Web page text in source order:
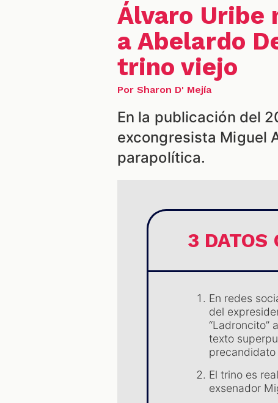
Álvaro Uribe
a Abelardo
trino viejo
Por Sharon D' Mejía
En la publicación del
excongresista Miguel
parapolítica.
3 DATOS
En redes
del
“Ladroncito”
texto
precandidato
El trino es
exsenador